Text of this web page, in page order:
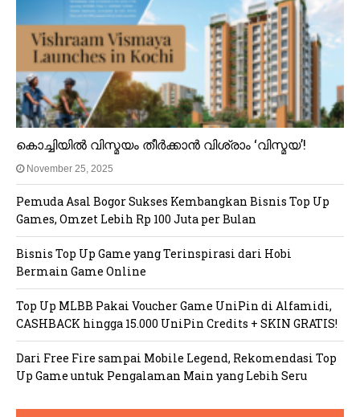
കൊച്ചിയിൽ വിസ്മയം തീർക്കാൻ വിശ്രാം ‘വിസ്മയ’!
November 25, 2025
Pemuda Asal Bogor Sukses Kembangkan Bisnis Top Up
Games, Omzet Lebih Rp 100 Juta per Bulan
Bisnis Top Up Game yang Terinspirasi dari Hobi
Bermain Game Online
Top Up MLBB Pakai Voucher Game UniPin di Alfamidi,
CASHBACK hingga 15.000 UniPin Credits + SKIN GRATIS!
Dari Free Fire sampai Mobile Legend, Rekomendasi Top
Up Game untuk Pengalaman Main yang Lebih Seru